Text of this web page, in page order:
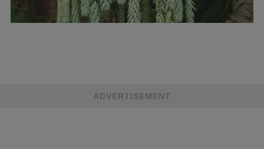
ADVERTISEMENT